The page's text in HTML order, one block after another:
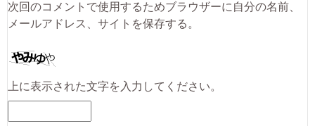
次回のコメントで使用するためブラウザーに自分の名前、
メールアドレス、サイトを保存する。
上に表示された文字を入力してください。